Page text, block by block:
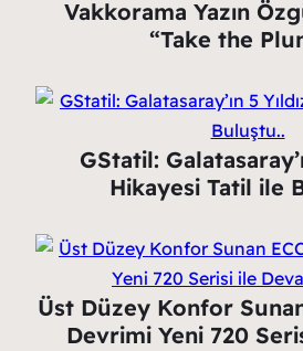
Vakkorama Yazın
“Take the
GStatil:
Hikayesi Tatil ile
Üst Düzey Konfor
Devrimi Yeni 720